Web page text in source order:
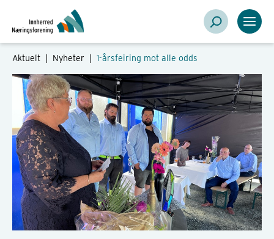
Aktuelt | Nyheter 1-årsfeiring mot alle odds